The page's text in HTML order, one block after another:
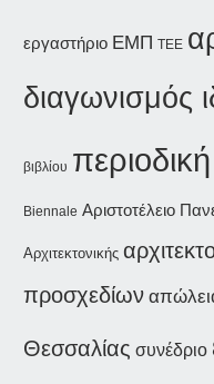
εργαστήριο ΕΜΠ ΤΕΕ
διαγωνισμός
βιβλίου
Biennale Αριστοτέλειο
Αρχιτεκτονικής
προσχεδίων
Θεσσαλίας συνέδριο